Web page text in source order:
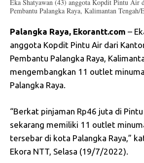
Eka Shatyawan (43) anggota Kopdit Pintu Air
Pembantu Palangka Raya, Kalimantan
Palangka Raya, Ekorantt.com –
anggota Kopdit Pintu Air dari
Pembantu Palangka Raya,
mengembangkan 11 outlet
Palangka Raya.
“Berkat pinjaman Rp46 juta di
sekarang memiliki 11 outlet
tersebar di kota Palangka Raya,”
Ekora NTT, Selasa (19/7/2022).